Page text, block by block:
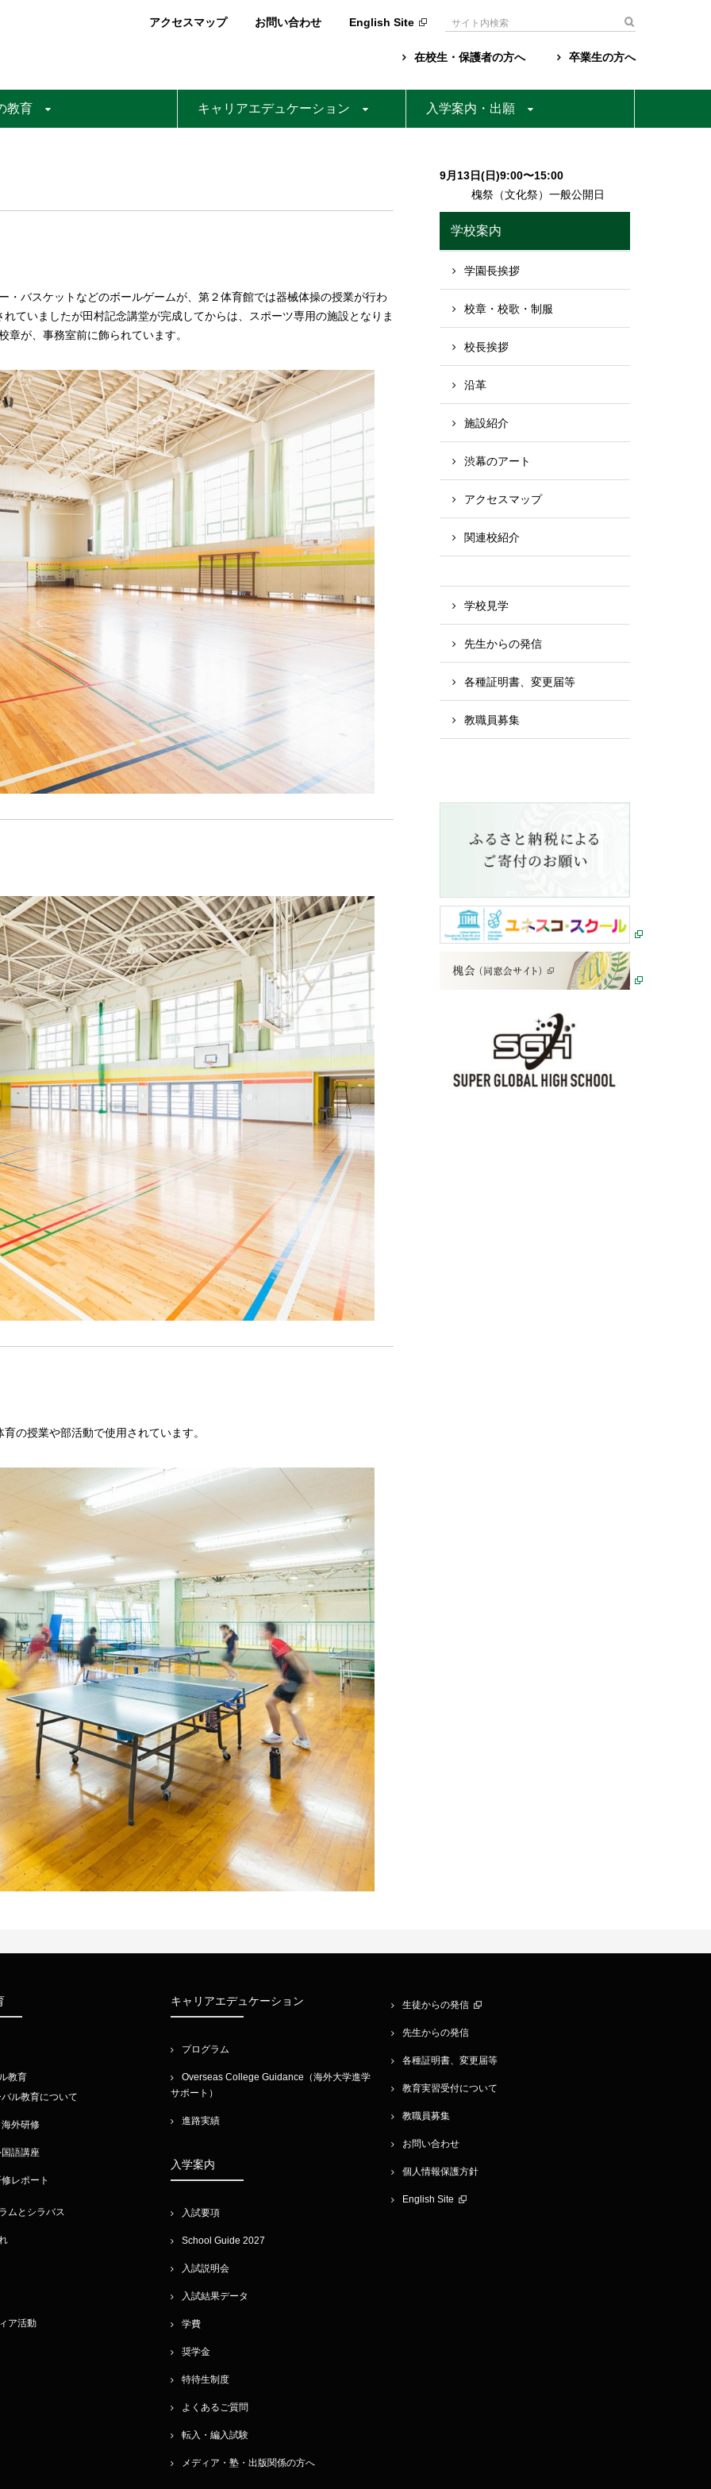
アクセスマップ お問い合わせ English Site
検
在校生・保護者の方へ 卒業生の方へ
教育 キャリアエデュケーション 入学案内・出願
・バスケットなどのボールゲームが、第２体育館では器械体操の授業が行わ
ていましたが田村記念講堂が完成してからは、スポーツ専用の施設となりま
が、事務室前に飾られています。
の授業や部活動で使用されています。
9月13日(日)9:00〜15:00
槐祭（文化祭）一般公開日
学校案内
学園長挨拶
校章・校歌・制服
校長挨拶
沿革
施設紹介
渋幕のアート
アクセスマップ
関連校紹介
学校見学
先生からの発信
各種証明書、変更届等
教職員募集
教育
ル教育について
外研修
語講座
レポート
ムとシラバス
ア活動
キャリアエデュケーション
プログラム
Overseas College Guidance（海外大学進学
サポート）
進路実績
入学案内
入試要項
School Guide 2027
入試説明会
入試結果データ
学費
奨学金
特待生制度
よくあるご質問
転入・編入試験
メディア・塾・出版関係の方へ
生徒からの発信
先生からの発信
各種証明書、変更届等
教育実習受付について
教職員募集
お問い合わせ
個人情報保護方針
English Site